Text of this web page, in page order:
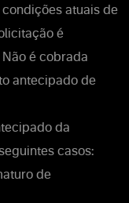
atuais de
é
é cobrada
antecipado de
da
casos:
de